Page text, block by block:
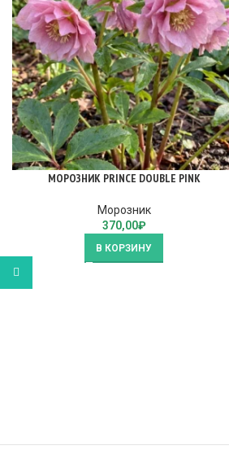
МОРОЗНИК PRINCE DOUBLE PINK
Морозник
370,00₽
В КОРЗИНУ